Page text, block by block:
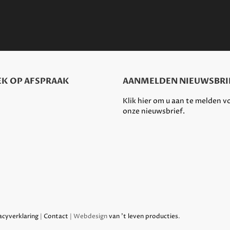
OP AFSPRAAK AANMELDEN
Klik hier om u aan te melden
onze nieuwsbrief.
| Contact | Webdesignvan 't leven producties.